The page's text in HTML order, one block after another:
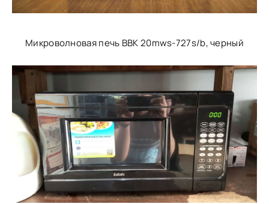
Микроволновая печь BBK 20mws-727s/b, черный